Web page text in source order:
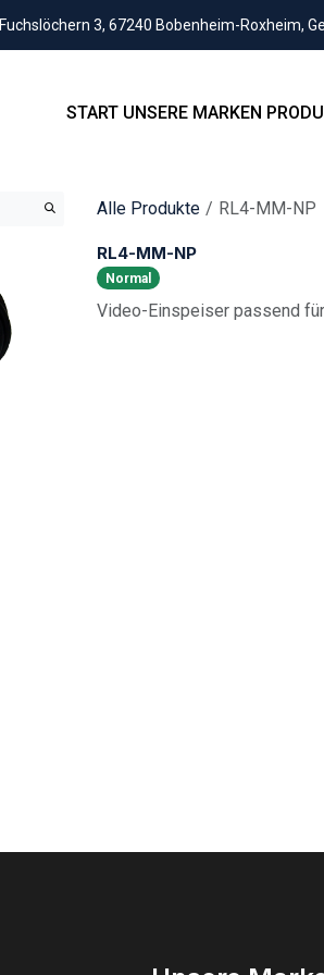
3, 67240 Bobenheim-Roxheim,
START UNSERE MARKEN
Alle Produkte RL4-MM-NP
RL4-MM-NP
Normal
Video-Einspeiser passend